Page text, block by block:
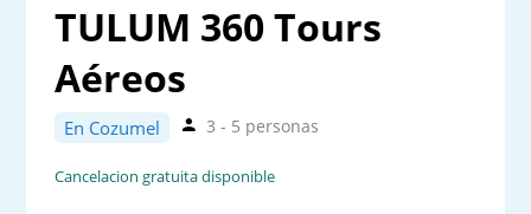
TULUM 360 Tours
Aéreos
En Cozumel 3 - 5 personas
Cancelacion gratuita disponible